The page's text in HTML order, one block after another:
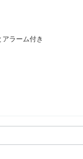
ラーム付き